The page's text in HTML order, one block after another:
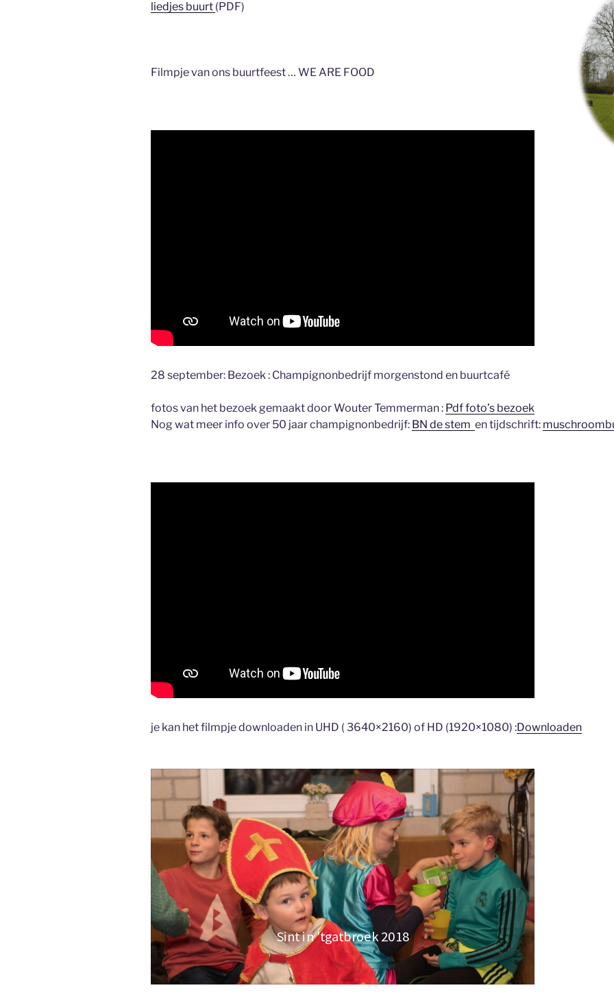
liedjes buurt (PDF)
Filmpje van ons buurtfeest … WE ARE FOOD
28 september: Bezoek : Champignonbedrijf morgenstond en buurtcafé
fotos van het bezoek gemaakt door Wouter Temmerman : Pdf foto’s bezoek
Nog wat meer info over 50 jaar champignonbedrijf: BN de stem en tijdschrift:
je kan het filmpje downloaden in UHD ( 3640×2160) of HD (1920×1080) :Downloaden